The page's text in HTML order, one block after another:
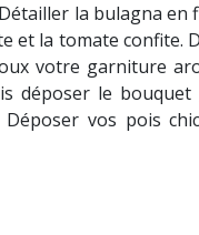
la bulagna en
et la tomate confite.
votre garniture
déposer le bouquet
vos pois